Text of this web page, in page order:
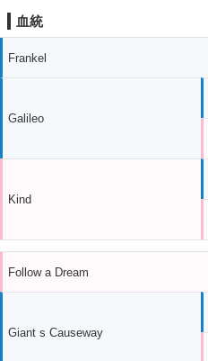
血統
Frankel
Galileo
Kind
Follow a Dream
Giant s Causeway